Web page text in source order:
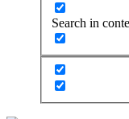
Search in